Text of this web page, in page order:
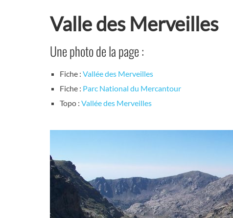
Valle des Merveilles
Une photo de la page :
Fiche : Vallée des Merveilles
Fiche : Parc National du Mercantour
Topo : Vallée des Merveilles